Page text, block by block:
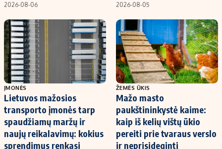
2026-08-06 2026-08-05
ĮMONĖS
Lietuvos mažosios
transporto įmonės tarp
spaudžiamų maržų ir
naujų reikalavimų: kokius
sprendimus renkasi
ŽEMĖS ŪKIS
Mažo masto
paukštininkystė kaime:
kaip iš kelių vištų ūkio
pereiti prie tvaraus verslo
ir neprisideginti